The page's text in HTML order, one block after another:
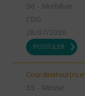
56 - Morbihan
CDD
28/07/2026
POSTULER
55 - Meuse